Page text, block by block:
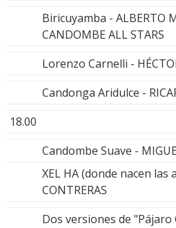
Biricuyamba - ALBERTO
CANDOMBE ALL STARS
Lorenzo Carnelli -
Candonga Aridulce -
18.00
Candombe Suave -
XEL HA (donde nacen las
CONTRERAS
Dos versiones de "Pájaro